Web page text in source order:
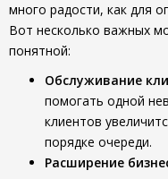
много радости, как для
Вот несколько важных
понятной:
Обслуживание
помогать одной
клиентов
порядке очереди.
Расширение